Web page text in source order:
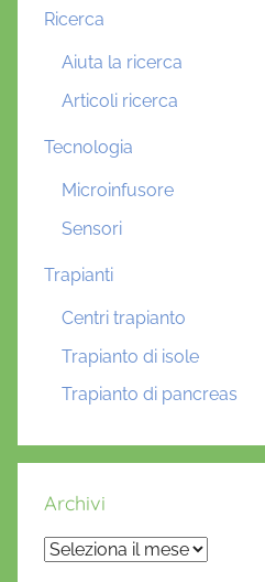
Ricerca
Aiuta la ricerca
Articoli ricerca
Tecnologia
Microinfusore
Sensori
Trapianti
Centri trapianto
Trapianto di isole
Trapianto di pancreas
Archivi
Archivi